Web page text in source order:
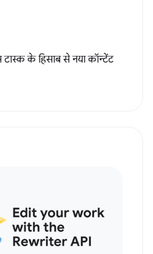
के हिसाब से नया कॉन्टेंट